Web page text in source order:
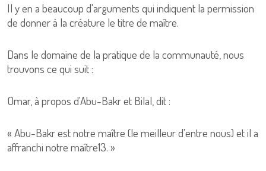
Il y en a beaucoup d'arguments qui indiquent la permission
de donner à la créature le titre de maître.
Dans le domaine de la pratique de la communauté, nous
trouvons ce qui suit :
Omar, à propos d'Abu-Bakr et Bilal, dit :
« Abu-Bakr est notre maître (le meilleur d'entre nous) et il a
affranchi notre maître13. »